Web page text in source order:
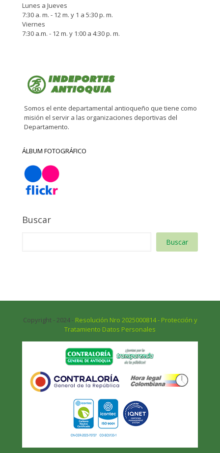
Lunes a Jueves
7:30 a. m. - 12 m. y 1 a 5:30 p. m.
Viernes
7:30 a.m. - 12 m. y 1:00 a 4:30 p. m.
Somos el ente departamental antioqueño que tiene como
misión el servir a las organizaciones deportivas del
Departamento.
ÁLBUM FOTOGRÁFICO
Buscar
Buscar
Copyright - 2024 - Resolución Nro 2025000814 - Protección y
Tratamiento Datos Personales